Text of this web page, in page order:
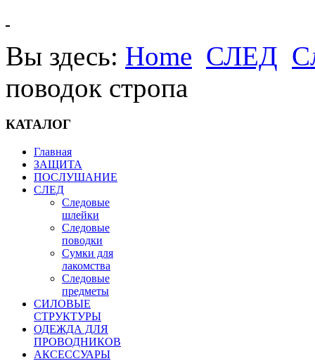
Вы здесь: Home СЛЕД
поводок стропа
КАТАЛОГ
Главная
ЗАЩИТА
ПОСЛУШАНИЕ
СЛЕД
Следовые
шлейки
Следовые
поводки
Сумки для
лакомства
Следовые
предметы
СИЛОВЫЕ
СТРУКТУРЫ
ОДЕЖДА ДЛЯ
ПРОВОДНИКОВ
АКСЕССУАРЫ